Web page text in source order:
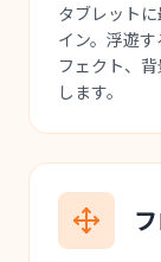
タブレット
イン。浮遊
フェクト、
します。